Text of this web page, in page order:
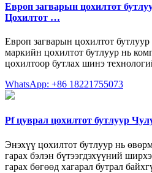
Европ загварын цохилтот
Цохилтот …
Европ загварын цохилтот
маркийн цохилтот бутлуур нь
цохилтоор бутлах шинэ
WhatsApp: +86 18221755073
Pf цуврал цохилтот бутлуур
Энэхүү цохилтот бутлуур нь
гарах бэлэн бүтээгдэхүүний
гарах бөгөөд хагарал бутрал